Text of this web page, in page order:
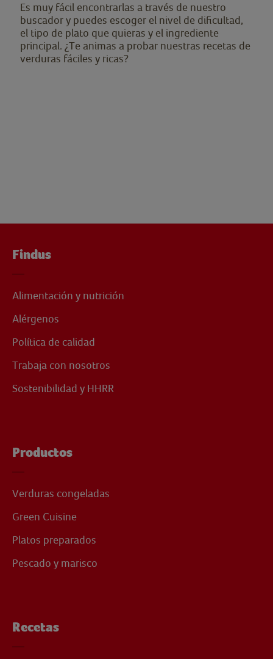
Es muy fácil encontrarlas a través de nuestro
buscador y puedes escoger el nivel de dificultad,
el tipo de plato que quieras y el ingrediente
principal. ¿Te animas a probar nuestras recetas de
verduras fáciles y ricas?
Findus
Alimentación y nutrición
Alérgenos
Política de calidad
Trabaja con nosotros
Sostenibilidad y HHRR
Productos
Verduras congeladas
Green Cuisine
Platos preparados
Pescado y marisco
Recetas